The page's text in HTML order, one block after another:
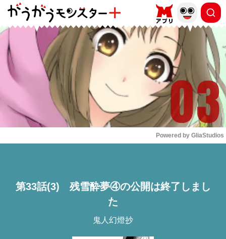
もっと読む
Powered by GliaStudios
第33話(3) 残雪酔夢④の公開は終了しまし
た
鬼人幻燈抄